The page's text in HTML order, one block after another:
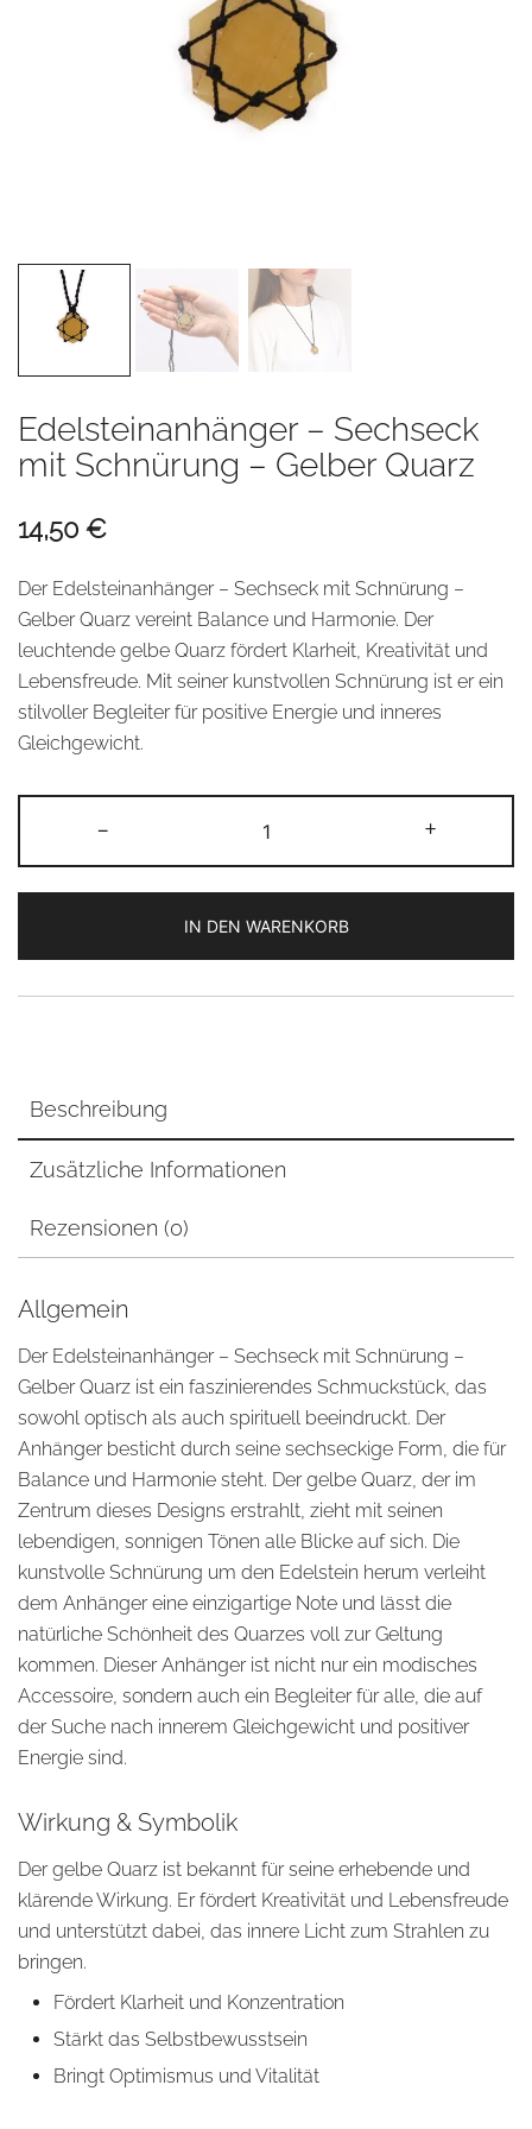
Edelsteinanhänger – Sechseck
mit Schnürung – Gelber Quarz
14,50 €
Der Edelsteinanhänger – Sechseck mit Schnürung –
Gelber Quarz vereint Balance und Harmonie. Der
leuchtende gelbe Quarz fördert Klarheit, Kreativität und
Lebensfreude. Mit seiner kunstvollen Schnürung ist er ein
stilvoller Begleiter für positive Energie und inneres
Gleichgewicht.
-
–
Sechseck
Schnürung
–
Gelber
+
IN DEN WARENKORB
Alternative:
Beschreibung
Zusätzliche Informationen
Rezensionen (0)
Allgemein
Der Edelsteinanhänger – Sechseck mit Schnürung –
Gelber Quarz ist ein faszinierendes Schmuckstück, das
sowohl optisch als auch spirituell beeindruckt. Der
Anhänger besticht durch seine sechseckige Form, die für
Balance und Harmonie steht. Der gelbe Quarz, der im
Zentrum dieses Designs erstrahlt, zieht mit seinen
lebendigen, sonnigen Tönen alle Blicke auf sich. Die
kunstvolle Schnürung um den Edelstein herum verleiht
dem Anhänger eine einzigartige Note und lässt die
natürliche Schönheit des Quarzes voll zur Geltung
kommen. Dieser Anhänger ist nicht nur ein modisches
Accessoire, sondern auch ein Begleiter für alle, die auf
der Suche nach innerem Gleichgewicht und positiver
Energie sind.
Wirkung & Symbolik
Der gelbe Quarz ist bekannt für seine erhebende und
klärende Wirkung. Er fördert Kreativität und Lebensfreude
und unterstützt dabei, das innere Licht zum Strahlen zu
bringen.
Fördert Klarheit und Konzentration
Stärkt das Selbstbewusstsein
Bringt Optimismus und Vitalität